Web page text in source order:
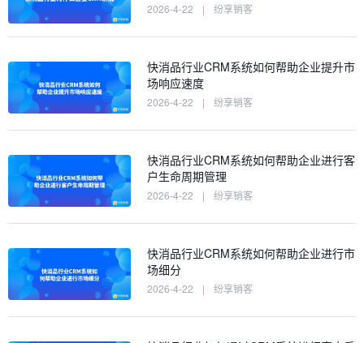
2026-4-22 | 纷享销客
快消品行业CRM系统如何帮助企业提升市
场响应速度
2026-4-22 | 纷享销客
快消品行业CRM系统如何帮助企业进行客
户生命周期管理
2026-4-22 | 纷享销客
快消品行业CRM系统如何帮助企业进行市
场细分
2026-4-22 | 纷享销客